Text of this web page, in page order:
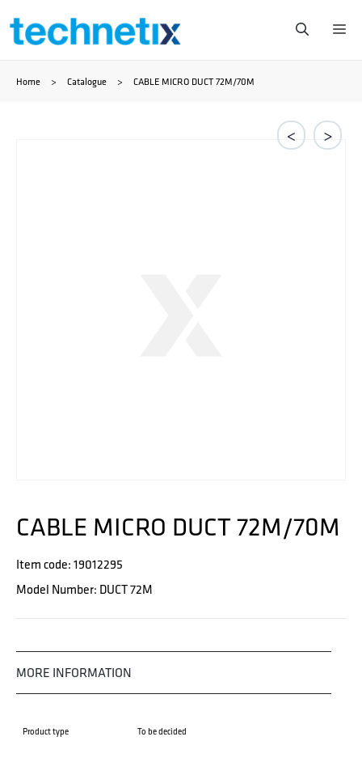
Zum
springen
Home > Catalogue > CABLE MICRO DUCT 72M/70M
< >
CABLE MICRO DUCT 72M/70M
Item code: 19012295
Model Number: DUCT 72M
MORE INFORMATION
Product type To be decided